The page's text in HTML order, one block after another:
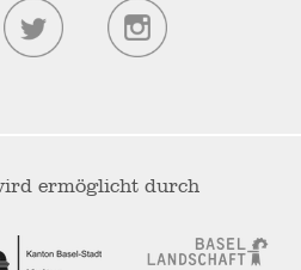
ermöglicht durch